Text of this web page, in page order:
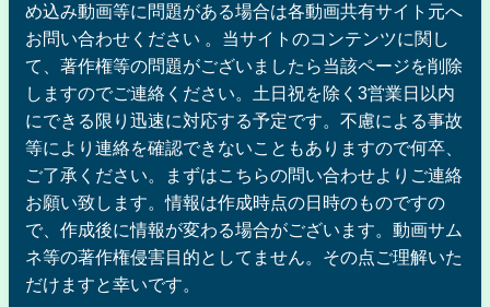
め込み動画等に問題がある場合は各動画共有サイト元へ
お問い合わせください 。当サイトのコンテンツに関し
て、著作権等の問題がございましたら当該ページを削除
しますのでご連絡ください。土日祝を除く3営業日以内
にできる限り迅速に対応する予定です。不慮による事故
等により連絡を確認できないこともありますので何卒、
ご了承ください。まずはこちらの問い合わせよりご連絡
お願い致します。情報は作成時点の日時のものですの
で、作成後に情報が変わる場合がございます。動画サム
ネ等の著作権侵害目的としてません。その点ご理解いた
だけますと幸いです。